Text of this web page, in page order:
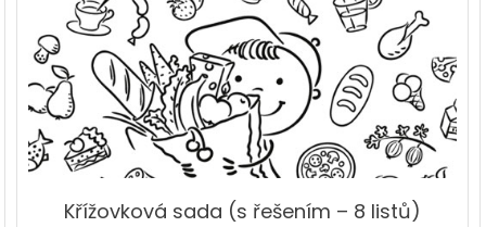
Křížovková sada (s řešením – 8 listů)